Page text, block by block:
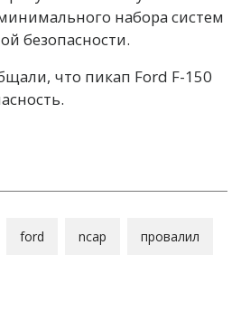
набора систем
безопасности.
что пикап Ford F-150
ford ncap провалил